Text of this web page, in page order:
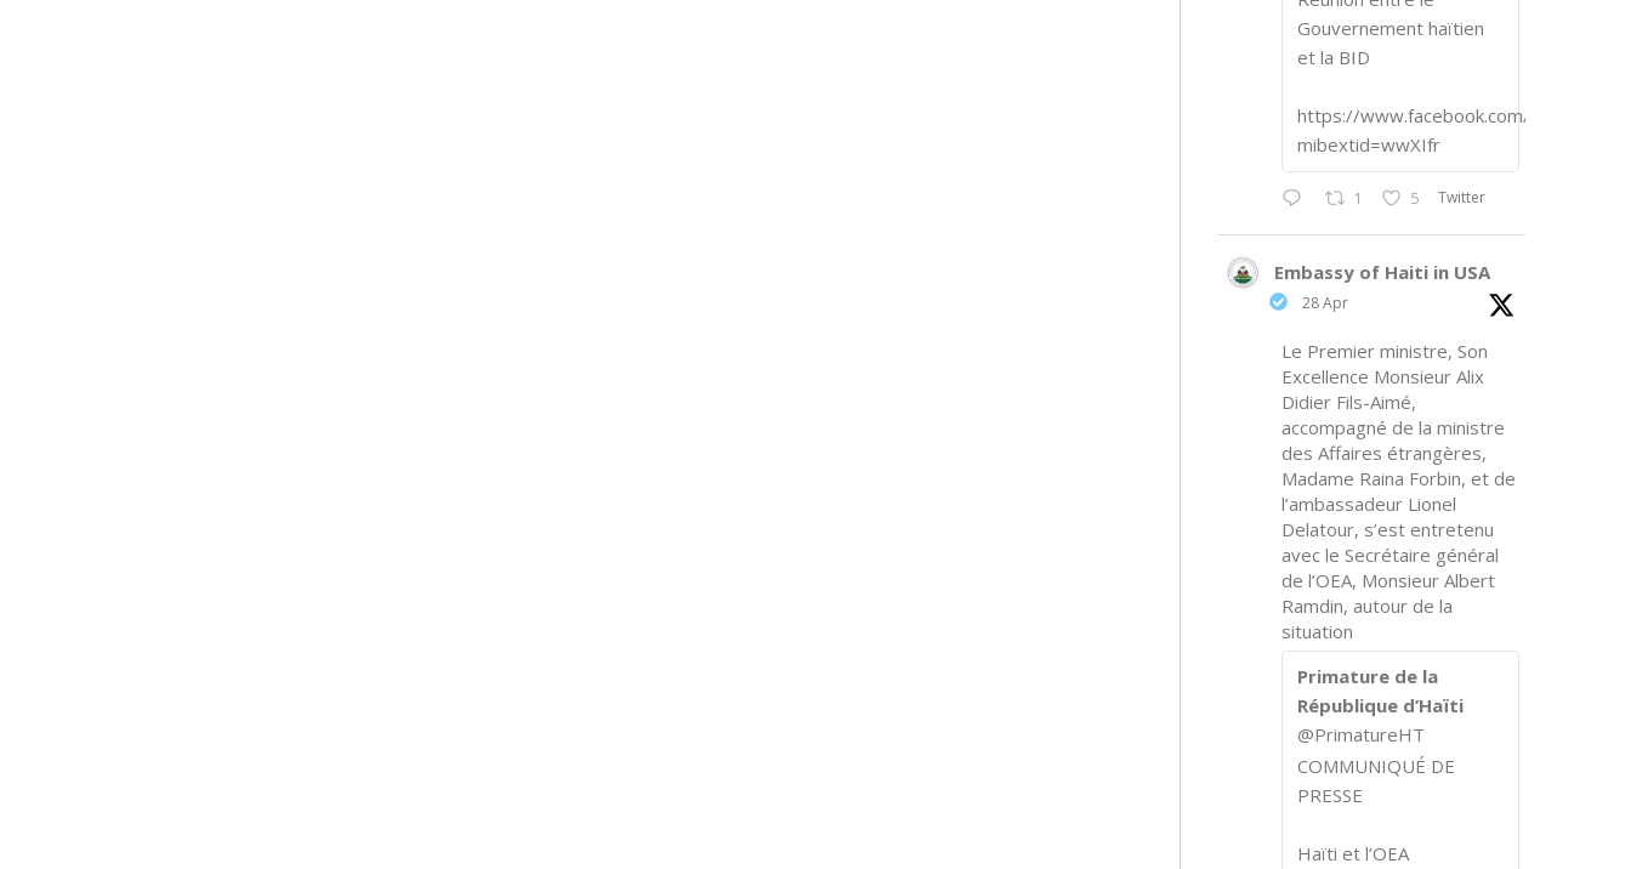
Gouvernement haïtien
et la BID
https://www.facebook.com/share/p/
mibextid=wwXIfr
1 5 Twitter
Embassy of Haiti in USA
28 Apr
Le Premier ministre, Son
Excellence Monsieur Alix
Didier Fils-Aimé,
accompagné de la ministre
des Affaires étrangères,
Madame Raina Forbin, et de
l’ambassadeur Lionel
Delatour, s’est entretenu
avec le Secrétaire général
de l’OEA, Monsieur Albert
Ramdin, autour de la
situation
Primature de la
République d’Haïti
@PrimatureHT
COMMUNIQUÉ DE
PRESSE
Haïti et l’OEA